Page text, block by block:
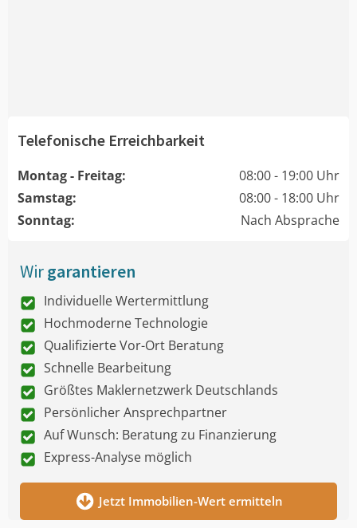
Telefonische Erreichbarkeit
Montag - Freitag:
08:00 - 19:00 Uhr
Samstag:
08:00 - 18:00 Uhr
Sonntag:
Nach Absprache
Wirgarantieren
Individuelle Wertermittlung
Hochmoderne Technologie
Qualifizierte Vor-Ort Beratung
Schnelle Bearbeitung
Größtes Maklernetzwerk Deutschlands
Persönlicher Ansprechpartner
Auf Wunsch: Beratung zu Finanzierung
Express-Analyse möglich
Jetzt Immobilien-Wert ermitteln